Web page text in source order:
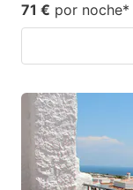
71 € por noche*